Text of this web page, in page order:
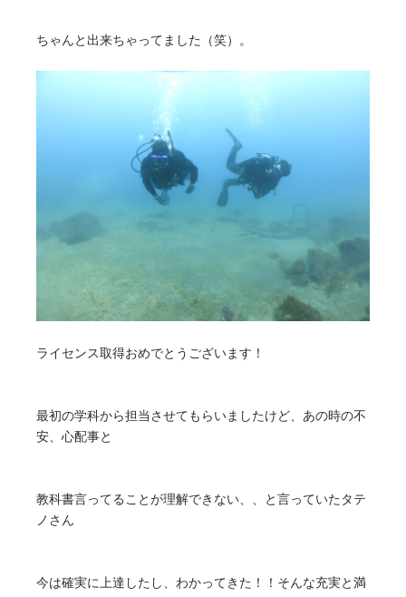
ちゃんと出来ちゃってました（笑）。
ライセンス取得おめでとうございます！
最初の学科から担当させてもらいましたけど、あの時の不
安、心配事と
教科書言ってることが理解できない、、と言っていたタテ
ノさん
今は確実に上達したし、わかってきた！！そんな充実と満